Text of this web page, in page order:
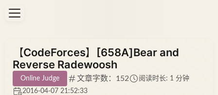
【CodeForces】[658A]Bear and
Reverse Radewoosh
Online Judge 文章字数：152
阅读时长: 1 分钟
2016-04-07 21:52:33